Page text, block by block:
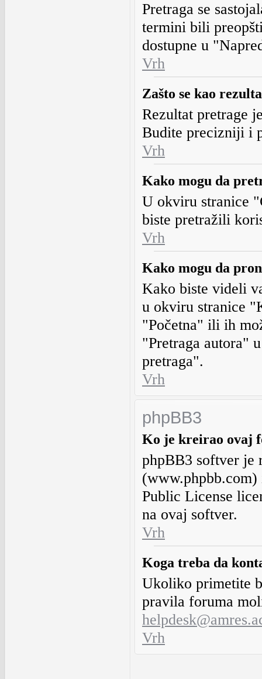
Pretraga se
termini bili
dostupne u
Vrh
Zašto se kao
Rezultat pretrage
Budite precizniji i
Vrh
Kako mogu da
U okviru stranice
biste pretražili
Vrh
Kako mogu da
Kako biste videli
u okviru stranice
"Početna" ili ih
"Pretraga autora"
pretraga".
Vrh
phpBB3
Ko je kreirao ovaj
phpBB3 softver je
Public License
na ovaj softver.
Vrh
Koga treba da
Ukoliko primetite
pravila foruma
Vrh